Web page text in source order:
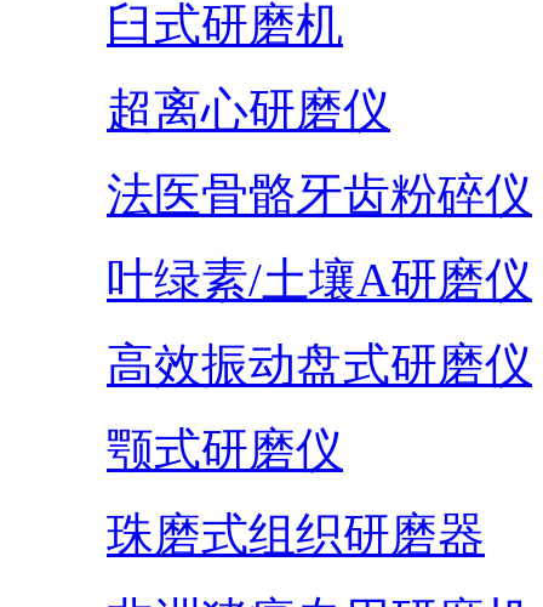
臼式研磨机
超离心研磨仪
法医骨骼牙齿粉碎仪
叶绿素/土壤A研磨仪
高效振动盘式研磨仪
颚式研磨仪
珠磨式组织研磨器